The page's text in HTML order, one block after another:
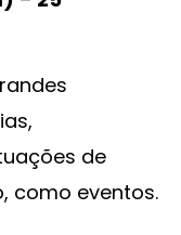
de
como eventos.